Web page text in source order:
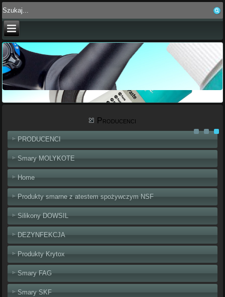
Producenci
PRODUCENCI
Smary MOLYKOTE
Home
Produkty smarne z atestem spożywczym NSF
Silikony DOWSIL
DEZYNFEKCJA
Produkty Krytox
Smary FAG
Smary SKF